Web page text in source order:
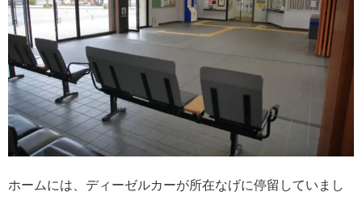
ホームには、ディーゼルカーが所在なげに停留していまし